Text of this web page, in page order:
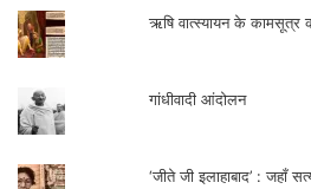
ऋषि वात्स्यायन के कामसूत्र
गांधीवादी आंदोलन
‘जीते जी इलाहाबाद’ : जहाँ